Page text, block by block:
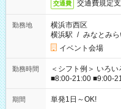
交通費 交通費規定
勤務地
横浜市西区
横浜駅 / みなとみら
イベント会場
勤務時間
＜シフト例＞ いろ
■8:00-21:00 ■9:00-
期間 単発1日～OK!